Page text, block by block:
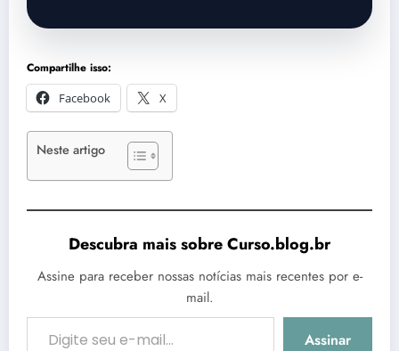
Compartilhe isso:
Facebook
X
Neste artigo
Descubra mais sobre Curso.blog.br
Assine para receber nossas notícias mais recentes por e-
mail.
Digite seu e-mail…
Assinar